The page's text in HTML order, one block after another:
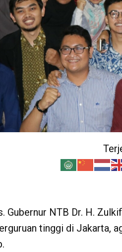
Gubernur NTB Dr. H.
tinggi di Jakarta,